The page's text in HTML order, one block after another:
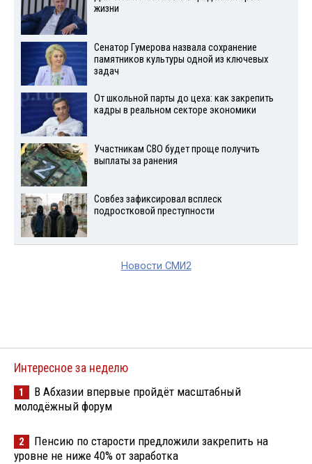
жизни
Сенатор Гумерова назвала сохранение
памятников культуры одной из ключевых
задач
От школьной парты до цеха: как закрепить
кадры в реальном секторе экономики
Участникам СВО будет проще получить
выплаты за ранения
Совбез зафиксировал всплеск
подростковой преступности
Новости СМИ2
Интересное за неделю
1
В Абхазии впервые пройдёт масштабный
молодёжный форум
2
Пенсию по старости предложили закрепить на
уровне не ниже 40% от заработка